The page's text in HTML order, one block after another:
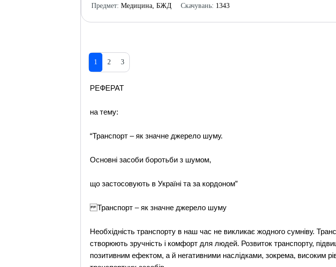
Предмет: Медицина, БЖД
Скачувань: 1343
1 2 3
РЕФЕРАТ
на тему:
“Транспорт – як значне джерело шуму.
Основні засоби боротьби з шумом,
що застосовують в Україні та за кордоном”
Транспорт – як значне джерело шуму
Необхідність транспорту в наш час не викликає жодного сумніву.
створюють зручність і комфорт для людей. Розвиток транспорту,
позитивним ефектом, а й негативними наслідками, зокрема, високим